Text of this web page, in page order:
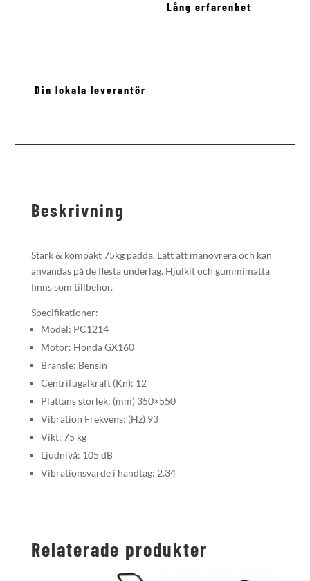
Lång erfarenhet
Din lokala leverantör
Beskrivning
Stark & kompakt 75kg padda. Lätt att manövrera och kan
användas på de flesta underlag. Hjulkit och gummimatta
finns som tillbehör.
Specifikationer:
Model: PC1214
Motor: Honda GX160
Bränsle: Bensin
Centrifugalkraft (Kn): 12
Plattans storlek: (mm) 350×550
Vibration Frekvens: (Hz) 93
Vikt: 75 kg
Ljudnivå: 105 dB
Vibrationsvärde i handtag: 2.34
Relaterade produkter